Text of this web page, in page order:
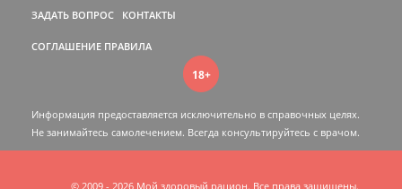
ЗАДАТЬ ВОПРОС КОНТАКТЫ
СОГЛАШЕНИЕ ПРАВИЛА
18+
Информация предоставляется исключительно в справочных целях.
Не занимайтесь самолечением. Всегда консультируйтесь c врачом.
© 2009 - 2026 Мой здоровый рацион. Все права защищены.